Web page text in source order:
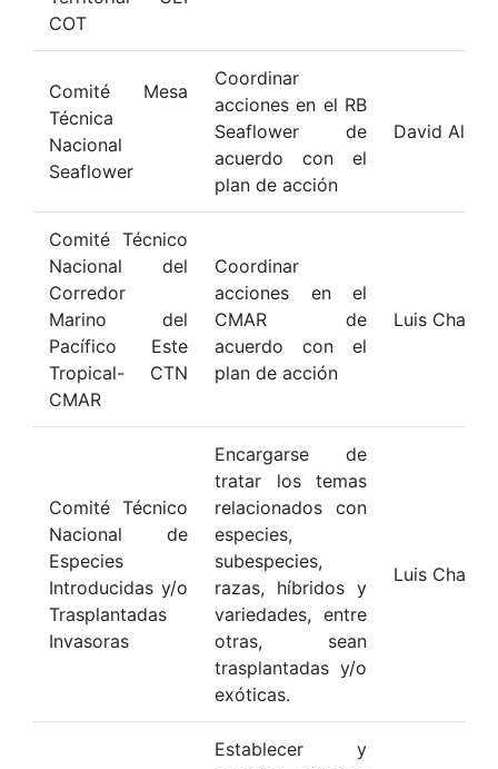
COT
Comité Mesa
Técnica
Nacional
Seaflower
Coordinar
acciones en el RB
Seaflower de
acuerdo con el
plan de acción
David
Comité Técnico
Nacional del
Corredor
Marino del
Pacífico Este
Tropical- CTN
CMAR
Coordinar
acciones en el
CMAR de
acuerdo con el
plan de acción
Luis
Comité Técnico
Nacional de
Especies
Introducidas y/o
Trasplantadas
Invasoras
Encargarse de
tratar los temas
relacionados con
especies,
subespecies,
razas, híbridos y
variedades, entre
otras, sean
trasplantadas y/o
exóticas.
Luis
Establecer y